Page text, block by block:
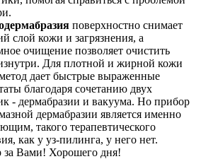
поверхностно снимает
слой кожи и загрязнения, а
очищение позволяет очистить
Для плотной и жирной кожи
дает быстрые выраженные
благодаря сочетанию двух
- дермабразии и вакуума. Но прибор
дермабразии является именно
такого терапевтического
как у уз-пилинга, у него нет.
Вами! Хорошего дня!